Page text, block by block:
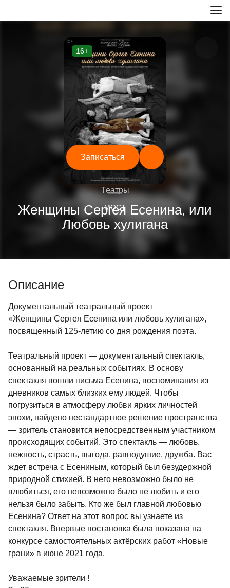
16+
Театры
Женщины Сергея Есенина, или
Любовь хулигана
Записаться
—
МОСТ
Описание
Документальный театральный проект
«Женщины Сергея Есенина или любовь хулигана»,
посвященный 125-летию со дня рождения поэта.
Театральный проект — документальный спектакль,
основанный на реальных событиях. В основу
спектакля вошли письма Есенина, воспоминания из
дневников самых близких ему людей. Чтобы
погрузиться в атмосферу любви ярких личностей
эпохи, найдено нестандартное решение пространства
— зритель становится непосредственным участником
происходящих событий. Это спектакль — любовь,
нежность, страсть, выгода, равнодушие, дружба. Вас
ждет встреча с Есениным, который был безудержной
природной стихией. В него невозможно было не
влюбиться, его невозможно было не любить и его
нельзя было забыть. Кто же был главной любовью
Есенина? Ответ на этот вопрос вы узнаете из
спектакля. Впервые постановка была показана на
конкурсе самостоятельных актёрских работ «Новые
грани» в июне 2021 года.
Уважаемые зрители !